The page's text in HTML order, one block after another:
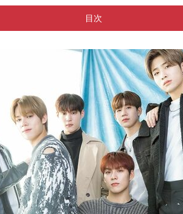
目次
注目K-POPグループTAN「どんな場所でもパ
アイドルを目指したきっかけは？
隣にいるメンバーを紹介してください！